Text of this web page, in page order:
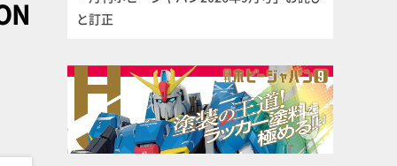
と訂正